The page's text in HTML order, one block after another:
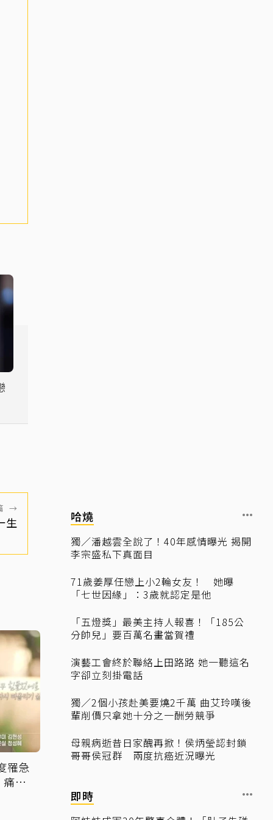
→
生
罹急
苦
哈燒
獨／潘越雲全說了！40年感情曝光 揭開
李宗盛私下真面目
71歲姜厚任戀上小2輪女友！ 她曝
「七世因緣」：3歲就認定是他
「五燈獎」最美主持人報喜！「185公
分帥兒」要百萬名畫當賀禮
演藝工會終於聯絡上田路路 她一聽這名
字卻立刻掛電話
獨／2個小孩赴美要燒2千萬 曲艾玲嘆後
輩削價只拿她十分之一酬勞競爭
母親病逝昔日家醜再掀！侯炳瑩認封鎖
哥哥侯冠群 兩度抗癌近況曝光
即時